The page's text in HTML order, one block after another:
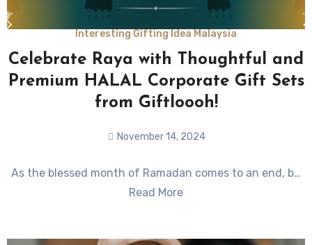
Interesting Gifting Idea Malaysia
Celebrate Raya with Thoughtful and
Premium HALAL Corporate Gift Sets
from Giftloooh!
November 14, 2024
Comments
As the blessed month of Ramadan comes to an end, b…
Read More